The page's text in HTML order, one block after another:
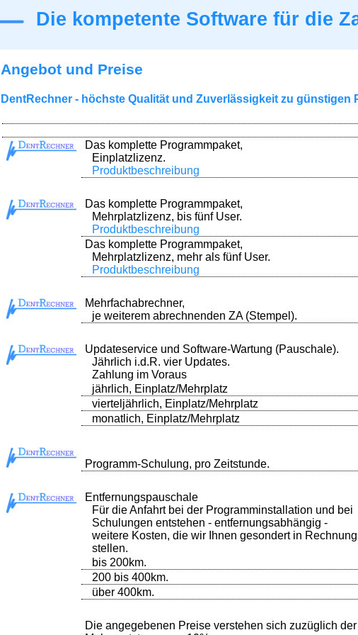
Die kompetente Software für die
Angebot und Preise
DentRechner - höchste Qualität und Zuverlässigkeit zu günstigen
Das komplette Programmpaket,
Einplatzlizenz.
Produktbeschreibung
Das komplette Programmpaket,
Mehrplatzlizenz, bis fünf User.
Produktbeschreibung
Das komplette Programmpaket,
Mehrplatzlizenz, mehr als fünf User.
Produktbeschreibung
Mehrfachabrechner,
je weiterem abrechnenden ZA (Stempel).
Updateservice und Software-Wartung (Pauschale).
Jährlich i.d.R. vier Updates.
Zahlung im Voraus
jährlich, Einplatz/Mehrplatz
vierteljährlich, Einplatz/Mehrplatz
monatlich, Einplatz/Mehrplatz
Programm-Schulung, pro Zeitstunde.
Entfernungspauschale
Für die Anfahrt bei der Programminstallation und bei
Schulungen entstehen - entfernungsabhängig -
weitere Kosten, die wir Ihnen gesondert in Rechnung
stellen.
bis 200km.
200 bis 400km.
über 400km.
Die angegebenen Preise verstehen sich zuzüglich